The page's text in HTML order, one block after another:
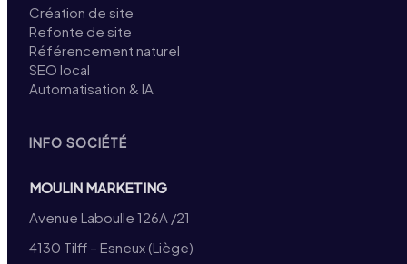
Création de site
Refonte de site
Référencement naturel
SEO local
Automatisation & IA
INFO SOCIÉTÉ
MOULIN MARKETING
Avenue Laboulle 126A /21
4130 Tilff – Esneux (Liège)